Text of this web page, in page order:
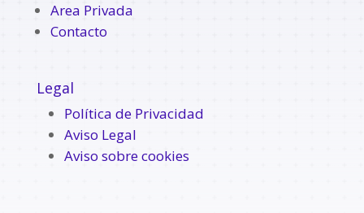
Area Privada
Contacto
Legal
Política de Privacidad
Aviso Legal
Aviso sobre cookies